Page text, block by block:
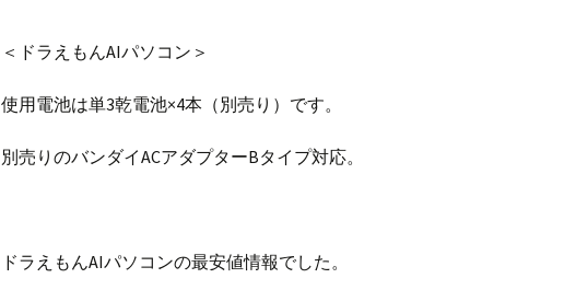
＜ドラえもんAIパソコン＞
使用電池は単3乾電池×4本（別売り）です。
別売りのバンダイACアダプターBタイプ対応。
ドラえもんAIパソコンの最安値情報でした。